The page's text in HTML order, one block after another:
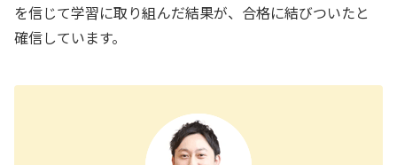
を信じて学習に取り組んだ結果が、合格に結びついたと
確信しています。